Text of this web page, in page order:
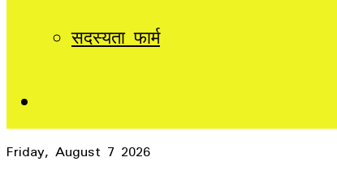
सदस्यता फार्म
Friday, August 7 2026